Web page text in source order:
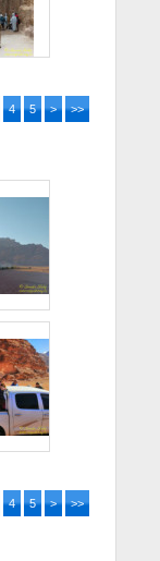
4 5 > >>
4 5 > >>